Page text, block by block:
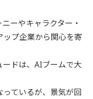
ーやキャラクター・
プ企業から関心を寄
ードは、AIブームで大
っているが、景気が回